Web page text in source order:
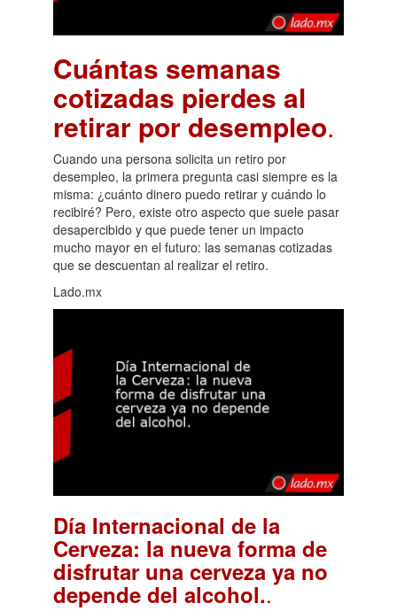
Cuántas semanas
cotizadas pierdes al
retirar por desempleo.
Cuando una persona solicita un retiro por
desempleo, la primera pregunta casi siempre es la
misma: ¿cuánto dinero puedo retirar y cuándo lo
recibiré? Pero, existe otro aspecto que suele pasar
desapercibido y que puede tener un impacto
mucho mayor en el futuro: las semanas cotizadas
que se descuentan al realizar el retiro.
Lado.mx
Día Internacional de la
Cerveza: la nueva forma de
disfrutar una cerveza ya no
depende del alcohol..